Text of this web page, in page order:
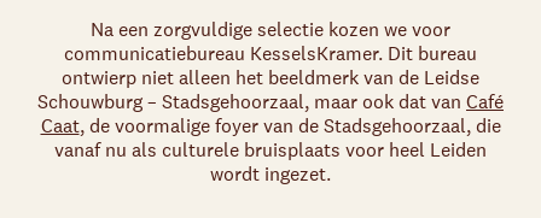
Na een zorgvuldige selectie kozen we voor
communicatiebureau KesselsKramer. Dit bureau
ontwierp niet alleen het beeldmerk van de Leidse
Schouwburg – Stadsgehoorzaal, maar ook dat van Café
Caat, de voormalige foyer van de Stadsgehoorzaal, die
vanaf nu als culturele bruisplaats voor heel Leiden
wordt ingezet.